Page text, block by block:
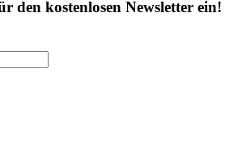
den kostenlosen Newsletter ein!